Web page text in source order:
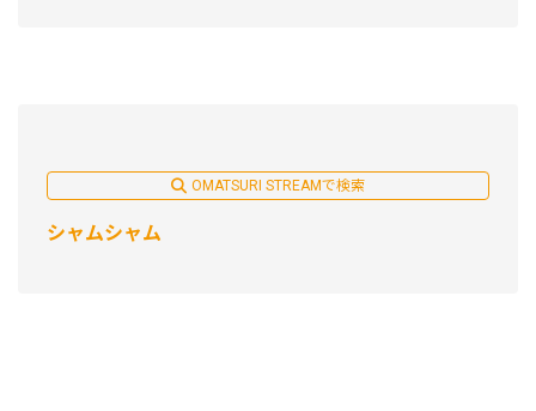
OMATSURI STREAMで検索
シャムシャム